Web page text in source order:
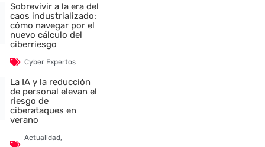
Sobrevivir a la era del
caos industrializado:
cómo navegar por el
nuevo cálculo del
ciberriesgo
Cyber Expertos
La IA y la reducción
de personal elevan el
riesgo de
ciberataques en
verano
Actualidad,